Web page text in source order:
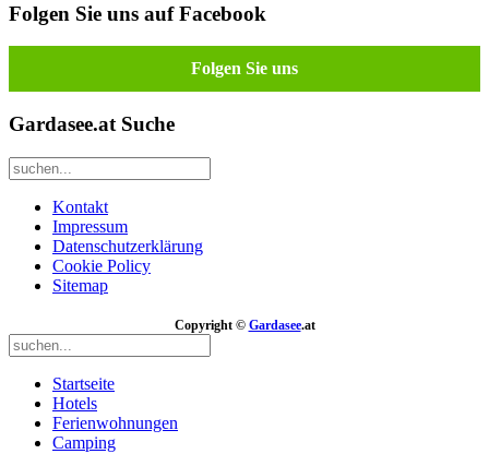
Folgen Sie uns auf Facebook
Folgen Sie uns
Gardasee.at Suche
Kontakt
Impressum
Datenschutzerklärung
Cookie Policy
Sitemap
Copyright © Gardasee.at
Startseite
Hotels
Ferienwohnungen
Camping